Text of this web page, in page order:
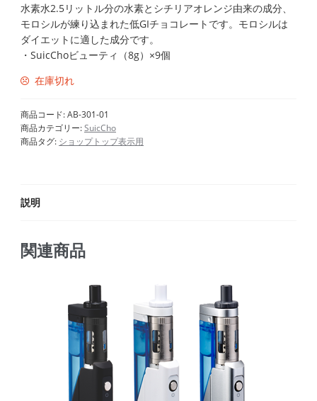
水素水2.5リットル分の水素とシチリアオレンジ由来の成分、
モロシルが練り込まれた低GIチョコレートです。モロシルは
ダイエットに適した成分です。
・SuicChoビューティ（8g）×9個
在庫切れ
商品コード:AB-301-01
商品カテゴリー:SuicCho
商品タグ: ショップトップ表示用
説明
関連商品